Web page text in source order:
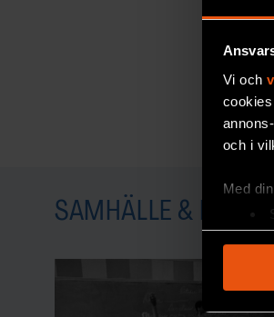
Vi och
och i
Med
Ta
SAMHÄLLE &